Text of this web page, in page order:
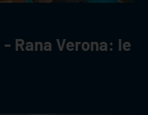
Rana Verona: le